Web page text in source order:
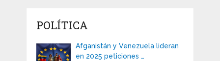
POLÍTICA
Afganistán y Venezuela lideran
en 2025 peticiones …